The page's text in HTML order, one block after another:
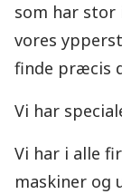
som har stor
vores
finde præcis
Vi har
Vi har i alle
maskiner og